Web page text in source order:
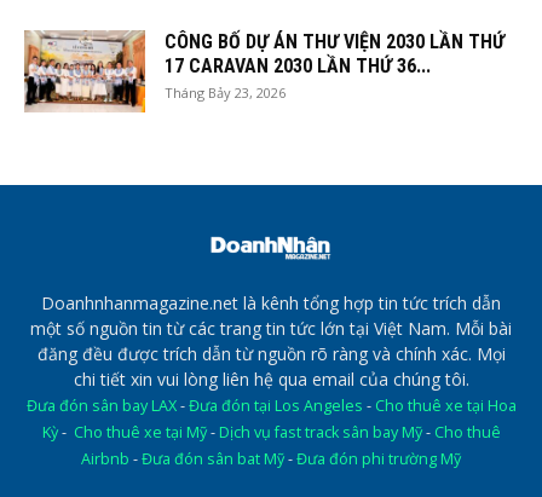
CÔNG BỐ DỰ ÁN THƯ VIỆN 2030 LẦN THỨ
17 CARAVAN 2030 LẦN THỨ 36...
Tháng Bảy 23, 2026
Doanhnhanmagazine.net là kênh tổng hợp tin tức trích dẫn
một số nguồn tin từ các trang tin tức lớn tại Việt Nam. Mỗi bài
đăng đều được trích dẫn từ nguồn rõ ràng và chính xác. Mọi
chi tiết xin vui lòng liên hệ qua email của chúng tôi.
Đưa đón sân bay LAX-Đưa đón tại Los Angeles - Cho thuê xe tại Hoa
Kỳ- Cho thuê xe tại Mỹ- Dịch vụ fast track sân bay Mỹ- Cho thuê
Airbnb -Đưa đón sân bat Mỹ-Đưa đón phi trường Mỹ